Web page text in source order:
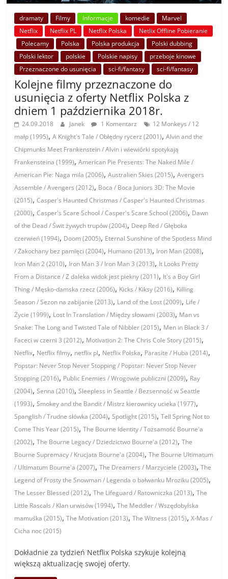
dramaty Filmy Informacje komedie
Marvel
Netflix
Netflix PL Netflix Polska
Netlix Offline Pobieranie
Polecamy
Polska Polska produkcja
Polski dubbing
Polski lektor
polskie Polskie napisy
przeboje kinowe
Przeznaczone do usunięcia
sci-fi/fantasy sci-fi/fantasy
Kolejne filmy przeznaczone do
usunięcia z oferty Netflix Polska z
dniem 1 października 2018r.
24.09.2018 Janek 1 Komentarz
12 Monkeys / 12
małp (1995),A Knight's Tale / Obłędny rycerz (2001),Alvin and the
Chipmunks Meet Frankenstein / Alvin i wiewiórki spotykają
Frankensteina (1999),American Pie Presents: The Naked Mile /
American Pie: Naga mila (2006),Australien Skies (2015),Avengers
Assemble / Avengers (2012), Boca / Boca Juniors 3D: The Movie
(2015),Casper's Haunted Christmas / Casper's Haunted Christmas
(2000),Casper's Scare School / Casper's Scare School (2006), Dawn
of the Dead / Świt żywych trupów (2004), Deep Red / Głęboka
czerwień (1994), Doom (2005), Eternal Sunshine of the Spotless Mind
/ Zakochany bez pamięci (2004), Humano (2013), Iron Man (2008),
Iron Man 2 (2010), Iron Man 3 / Iron Man 3 (2013), It Looks Pretty
From a Distance / Z daleka widok jest piekny (2011), It's a Boy Girl
Thing / Męsko-damska rzecz (2006), Kicks / Kiksy (2016), Killing
Season / Sezon na zabijanie (2013), Land of the Lost (2009), Life /
Życie (1999), Lost In Translation / Między słowami (2003), Man vs
Snake: The Long and Twisted Tale of Nibbler (2015), Men in Black 3 /
Faceci w czerni 3 (2012), Motivation 2: The Chris Cole Story (2015),
Netflix, Netflix filmy, netflix pl, Netflix Polska, Parasite / Huba (2014),
Popstar: Never Stop Never Stopping / Popstar: Never Stop Never
Stopping (2016), Public Enemies / Wrogowie publiczni (2009), Ray
(2004),Senna (2010),Sleepless in Seattle / Bezsenność w Seattle
(1993),Smokey and the Bandit / Mistrz kierownicy ucieka (1977),
Spanglish / Trudne słówka (2004),Spotlight (2015),Tell Spring Not to
Come This Year (2015),The Bourne Identity / Tożsamość Bourne'a
(2002),The Bourne Legacy / Dziedzictwo Bourne'a (2012),The
Bourne Supremacy / Krucjata Bourne'a (2004),The Bourne Ultimatum
/ Ultimatum Bourne'a (2007),The Dreamers / Marzyciele (2003),The
Legend of Frosty the Snowman / Legenda o bałwanku Mroziku (2005),
The Lesser Blessed (2012),The Lifeguard / Ratowniczka (2013),The
Little Rascals / Klan urwisów (1994),The Meddler / Wszędobylska
mamuśka (2015),The Motivation (2013),The Witness (2015),X-Mas /
Cicha noc (2015)
Dokładnie za tydzień Netflix Polska szykuje kolejną
większą aktualizację swojej oferty.